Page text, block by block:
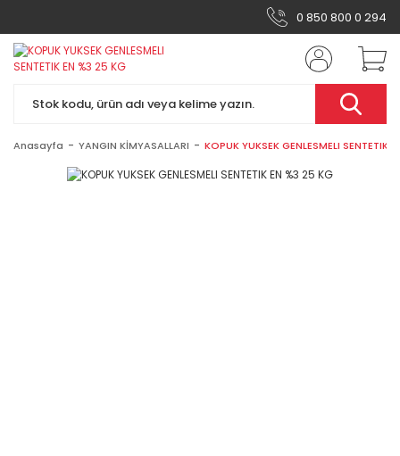
0 850 800 0 294
Anasayfa YANGIN KİMYASALLARI KOPUK YUKSEK GENLESMELI SENTETIK